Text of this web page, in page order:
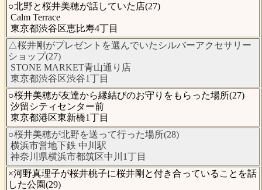
○北野と桜井美穂が話していた店(27)
Calm Terrace
東京都渋谷区恵比寿4丁目
△桜井剛がプレゼントを選んでいたシルバーアクセサリー
ショップ(27)
STONE MARKET青山通り店
東京都渋谷区渋谷1丁目
○桜井美穂が友達から縁結びのお守りをもらった場所(27)
汐留シティセンター前
東京都港区東新橋1丁目
○桜井美穂が北野を送って行った場所(28)
横浜市営地下鉄 中川駅
神奈川県横浜市都筑区中川1丁目
×河野真理子が桜井桃子に桜井剛と付き合っていることを話
した公園(29)